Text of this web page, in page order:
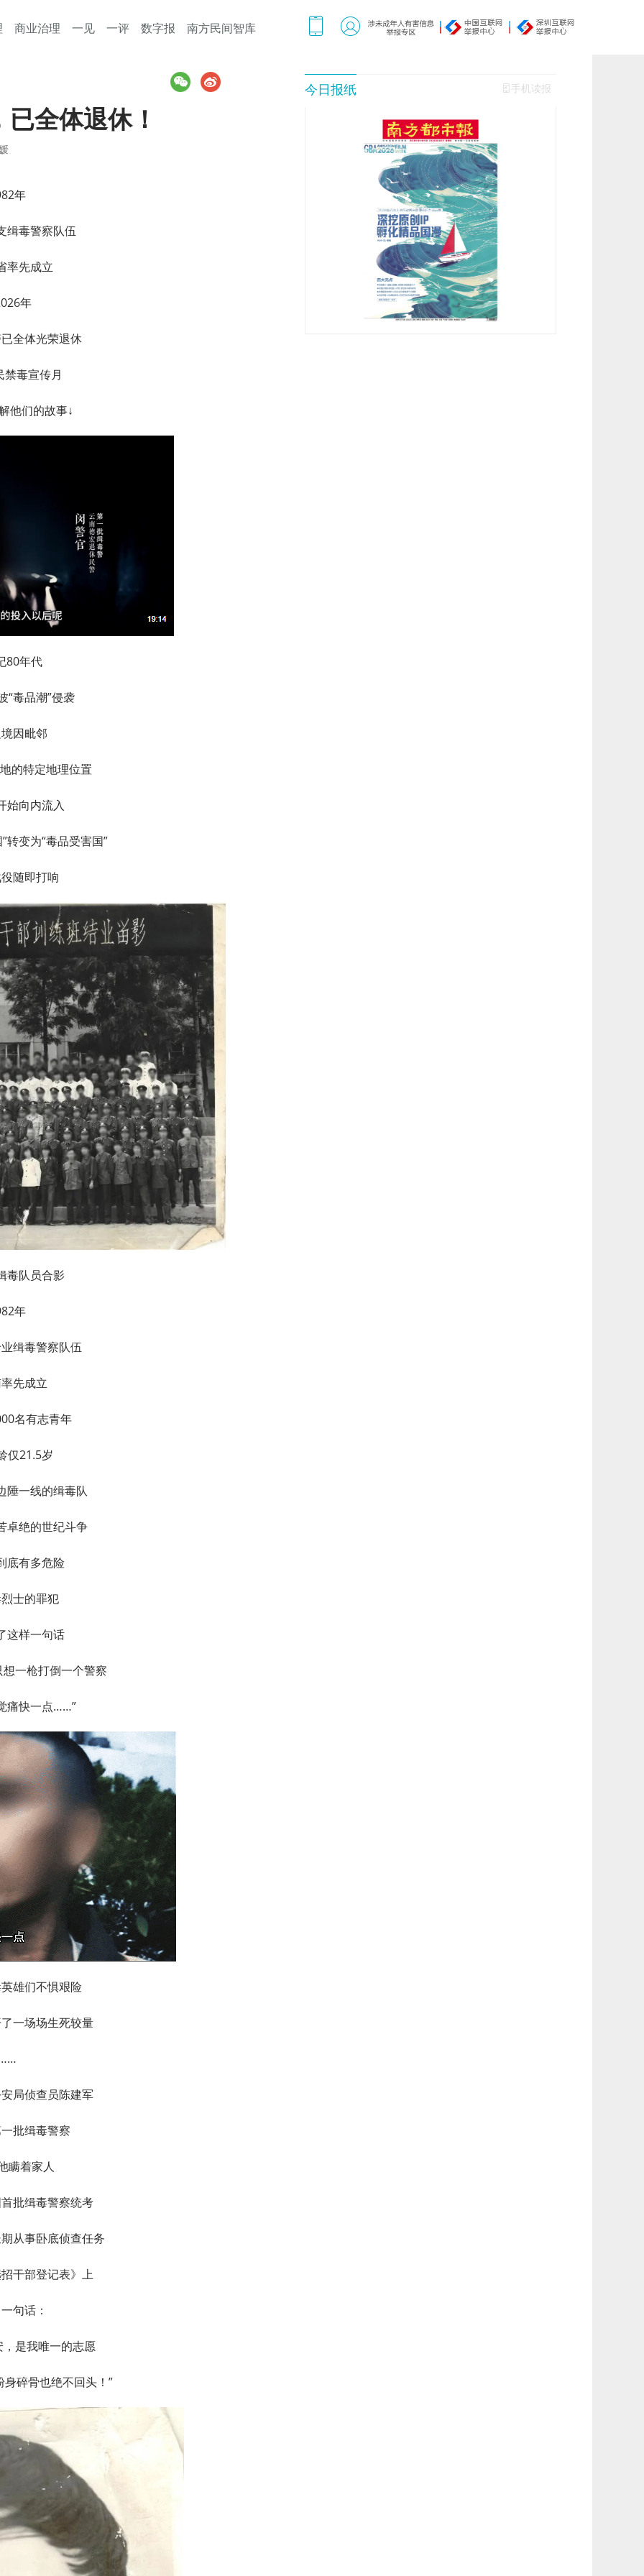
商业治理 一见 一评 数字报 南方民间智库
全体退休！
年
缉毒警察队伍
率先成立
年
全体光荣退休
禁毒宣传月
他们的故事↓
80年代
“毒品潮”侵袭
因毗邻
的特定地理位置
始向内流入
转变为“毒品受害国”
随即打响
毒队员合影
年
缉毒警察队伍
先成立
名有志青年
仅21.5岁
陲一线的缉毒队
卓绝的世纪斗争
底有多危险
士的罪犯
这样一句话
一枪打倒一个警察
痛快一点……”
雄们不惧艰险
一场场生死较量
局侦查员陈建军
批缉毒警察
瞒着家人
批缉毒警察统考
从事卧底侦查任务
干部登记表》上
句话：
，是我唯一的志愿
碎骨也绝不回头！”
今日报纸 手机读报